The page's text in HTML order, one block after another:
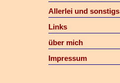
Allerlei und sonstigs
Links
über mich
Impressum